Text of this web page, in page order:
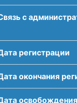
с
регистрации
окончания